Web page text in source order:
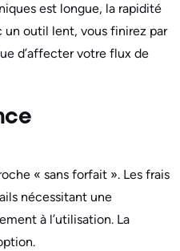
est longue, la rapidité
un outil lent, vous finirez par
d’affecter votre flux de
« sans forfait ». Les frais
nécessitant une
à l’utilisation. La